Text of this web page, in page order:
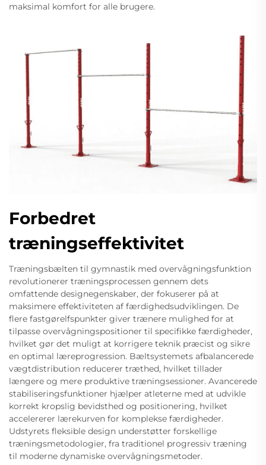
maksimal komfort for alle brugere.
Forbedret
træningseffektivitet
Træningsbælten til gymnastik med overvågningsfunktion
revolutionerer træningsprocessen gennem dets
omfattende designegenskaber, der fokuserer på at
maksimere effektiviteten af færdighedsudviklingen. De
flere fastgørelfspunkter giver trænere mulighed for at
tilpasse overvågningspositioner til specifikke færdigheder,
hvilket gør det muligt at korrigere teknik præcist og sikre
en optimal læreprogression. Bæltsystemets afbalancerede
vægtdistribution reducerer træthed, hvilket tillader
længere og mere produktive træningsessioner. Avancerede
stabiliseringsfunktioner hjælper atleterne med at udvikle
korrekt kropslig bevidsthed og positionering, hvilket
accelererer lærekurven for komplekse færdigheder.
Udstyrets fleksible design understøtter forskellige
træningsmetodologier, fra traditionel progressiv træning
til moderne dynamiske overvågningsmetoder.